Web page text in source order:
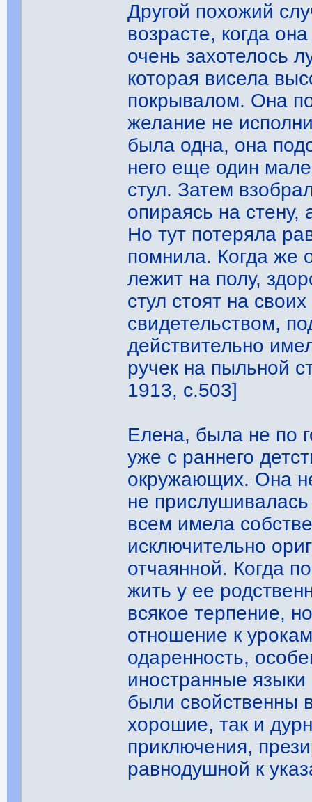
Другой похожий
возрасте, когда
очень захотелось
которая висела
покрывалом. Она
желание не
была одна, она
него еще один
стул. Затем
опираясь на стену,
Но тут потеряла
помнила. Когда же
лежит на полу,
стул стоят на
свидетельством,
действительно
ручек на пыльной
1913, с.503]
Елена, была не по
уже с раннего
окружающих. Она
не
всем имела
исключительно
отчаянной. Когда
жить у ее
всякое терпение,
отношение к
одаренность,
иностранные
были свойственны
хорошие, так и
приключения,
равнодушной к